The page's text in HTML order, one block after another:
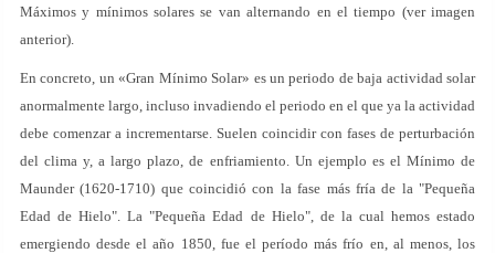
Máximos y mínimos solares se van alternando en el tiempo (ver imagen
anterior).
En concreto, un «Gran Mínimo Solar» es un periodo de baja actividad solar
anormalmente largo, incluso invadiendo el periodo en el que ya la actividad
debe comenzar a incrementarse. Suelen coincidir con fases de perturbación
del clima y, a largo plazo, de enfriamiento. Un ejemplo es el Mínimo de
Maunder (1620-1710) que coincidió con la fase más fría de la "Pequeña
Edad de Hielo". La "Pequeña Edad de Hielo", de la cual hemos estado
emergiendo desde el año 1850, fue el período más frío en, al menos, los